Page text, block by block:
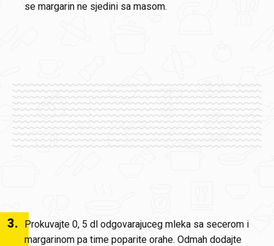
se margarin ne sjedini sa masom.
3.
Prokuvajte 0, 5 dl odgovarajuceg mleka sa secerom i
margarinom pa time poparite orahe. Odmah dodajte